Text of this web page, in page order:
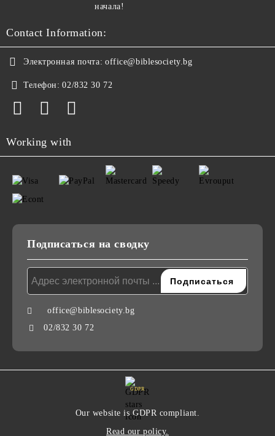
начала!
Contact Information:
Электронная почта: office@biblesociety.bg
Телефон: 02/832 30 72
Working with
Подписаться на сводку
office@biblesociety.bg
02/832 30 72
GDPR
Our website is GDPR compliant.
Read our policy.